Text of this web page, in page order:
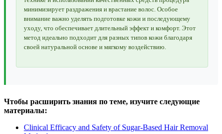
минимизирует раздражения и врастание волос. Особое
внимание важно уделять подготовке кожи и последующему
уходу, что обеспечивает длительный эффект и комфорт. Этот
метод идеально подходит для разных типов кожи благодаря
своей натуральной основе и мягкому воздействию.
Чтобы расширить знания по теме, изучите следующие
материалы:
Clinical Efficacy and Safety of Sugar-Based Hair Removal